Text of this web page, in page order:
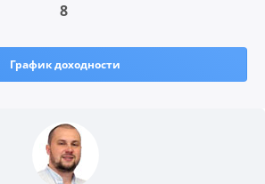
8
График доходности